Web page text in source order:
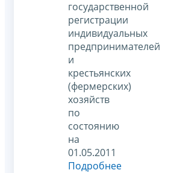
государственной
регистрации
индивидуальных
предпринимателей
и
крестьянских
(фермерских)
хозяйств
по
состоянию
на
01.05.2011
Подробнее